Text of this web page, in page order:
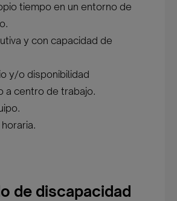
tiempo en un entorno de
y con capacidad de
y/o disponibilidad
a centro de trabajo.
de discapacidad